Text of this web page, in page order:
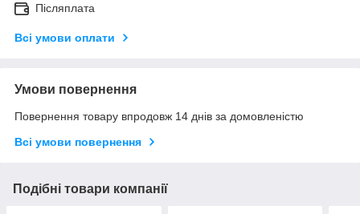
Післяплата
Всі умови оплати
Умови повернення
Повернення товару впродовж 14 днів за домовленістю
Всі умови повернення
Подібні товари компанії